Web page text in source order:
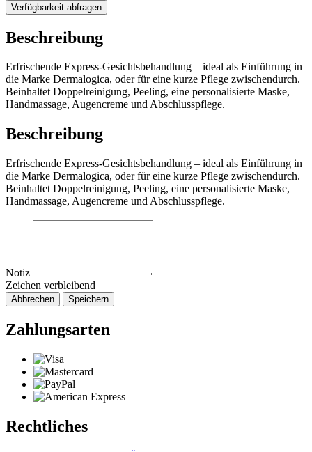
Verfügbarkeit abfragen
Beschreibung
Erfrischende Express-Gesichtsbehandlung – ideal als Einführung in
die Marke Dermalogica, oder für eine kurze Pflege zwischendurch.
Beinhaltet Doppelreinigung, Peeling, eine personalisierte Maske,
Handmassage, Augencreme und Abschlusspflege.
Beschreibung
Erfrischende Express-Gesichtsbehandlung – ideal als Einführung in
die Marke Dermalogica, oder für eine kurze Pflege zwischendurch.
Beinhaltet Doppelreinigung, Peeling, eine personalisierte Maske,
Handmassage, Augencreme und Abschlusspflege.
Notiz
Zeichen verbleibend
Abbrechen Speichern
Zahlungsarten
Rechtliches